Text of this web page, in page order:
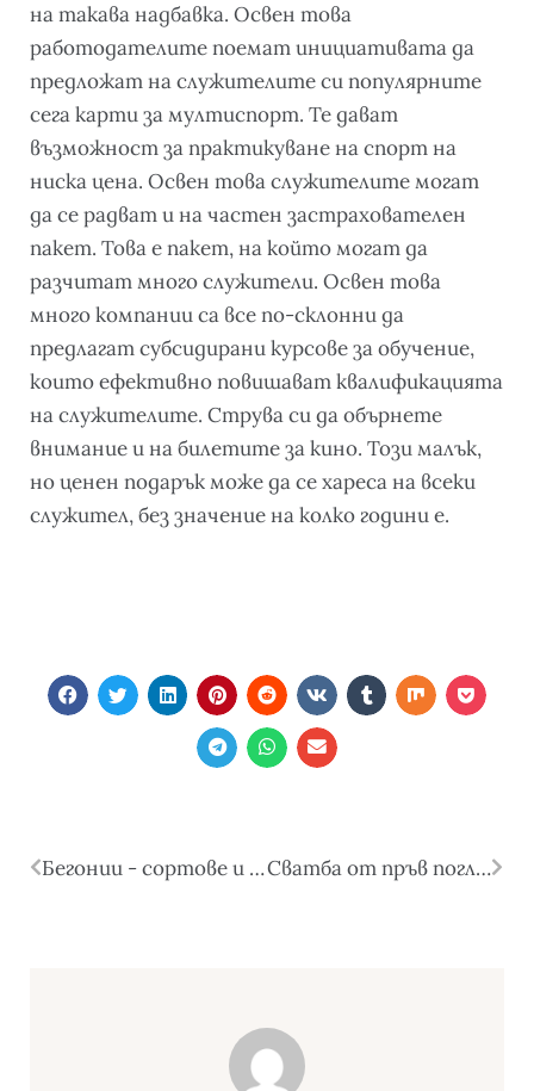
на такава надбавка. Освен това
работодателите поемат инициативата да
предложат на служителите си популярните
сега карти за мултиспорт. Те дават
възможност за практикуване на спорт на
ниска цена. Освен това служителите могат
да се радват и на частен застрахователен
пакет. Това е пакет, на който могат да
разчитат много служители. Освен това
много компании са все по-склонни да
предлагат субсидирани курсове за обучение,
които ефективно повишават квалификацията
на служителите. Струва си да обърнете
внимание и на билетите за кино. Този малък,
но ценен подарък може да се хареса на всеки
служител, без значение на колко години е.
Бегонии - сортове и култивари Сватба от пръв поглед - водеща програма на TVN